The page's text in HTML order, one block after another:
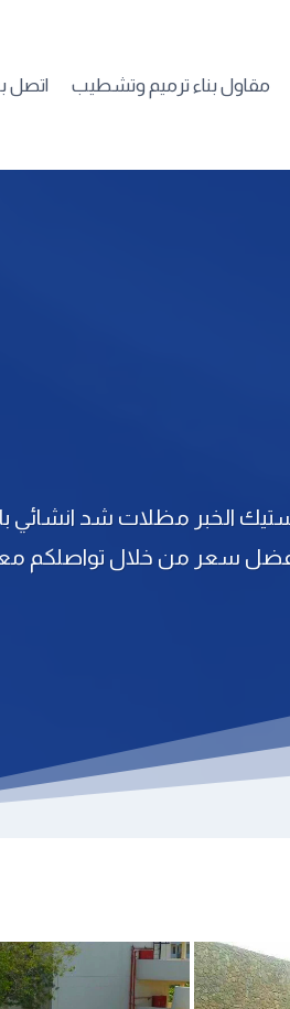
مقاول بناء ترميم وتشطيب اتصل
الخبر مظلات شد انشائي
سعر من خلال تواصلكم